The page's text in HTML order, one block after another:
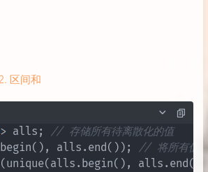
区间和
> alls; // 存储所有待离散化的值
alls.end()); // 将所有值